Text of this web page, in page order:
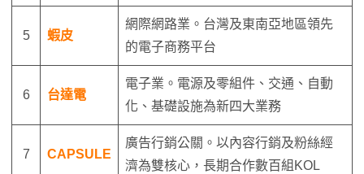
5 蝦皮
網際網路業。台灣及東南亞地區領先
的電子商務平台
6 台達電
電子業。電源及零組件、交通、自動
化、基礎設施為新四大業務
7 CAPSULE
廣告行銷公關。以內容行銷及粉絲經
濟為雙核心，長期合作數百組KOL